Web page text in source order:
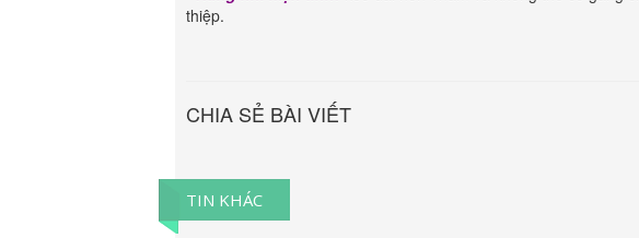
thiệp.
CHIA SẺ BÀI VIẾT
TIN KHÁC